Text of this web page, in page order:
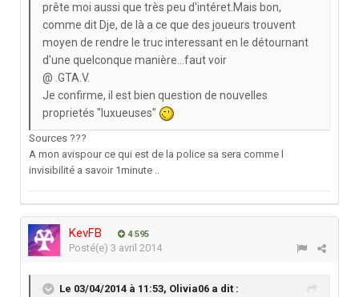
prête moi aussi que très peu d'intéret.Mais bon,
comme dit Dje, de là a ce que des joueurs trouvent
moyen de rendre le truc interessant en le détournant
d'une quelconque manière...faut voir
@ .GTA.V.
Je confirme, il est bien question de nouvelles
proprietés "luxueuses"
Sources ???
A mon avispour ce qui est de la police sa sera comme l
invisibilité a savoir 1minute ..
KevFB 4 595
Posté(e) 3 avril 2014
Le 03/04/2014 à 11:53, Olivia06 a dit :